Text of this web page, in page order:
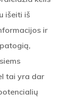
išeiti iš
ir
tai yra dar